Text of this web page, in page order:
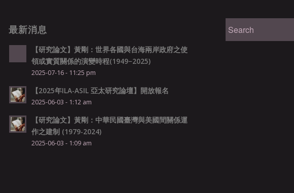
最新消息
【研究論文】黃剛：世界各國與台海兩岸政府之使
領或實質關係的演變時程(1949−2025)
2025-07-16 - 11:25 pm
【2025年ILA-ASIL 亞太研究論壇】開放報名
2025-06-03 - 1:12 am
【研究論文】黃剛：中華民國臺灣與美國間關係運
作之建制 (1979-2024)
2025-06-03 - 1:09 am